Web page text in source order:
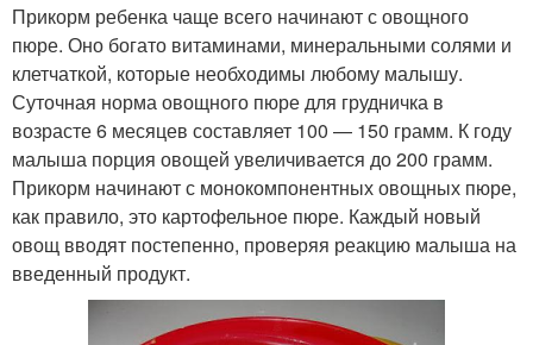
Прикорм ребенка чаще всего начинают с овощного
пюре. Оно богато витаминами, минеральными солями и
клетчаткой, которые необходимы любому малышу.
Суточная норма овощного пюре для грудничка в
возрасте 6 месяцев составляет 100 — 150 грамм. К году
малыша порция овощей увеличивается до 200 грамм.
Прикорм начинают с монокомпонентных овощных пюре,
как правило, это картофельное пюре. Каждый новый
овощ вводят постепенно, проверяя реакцию малыша на
введенный продукт.